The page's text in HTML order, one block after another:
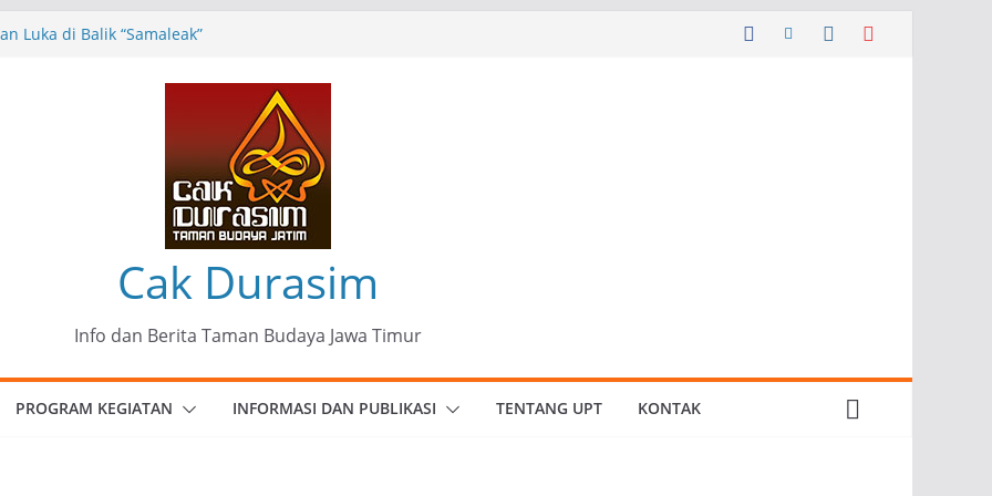
Luka di Balik “Samaleak”
Ungkapan Kritis Tentang Derita
Patria Seni Rupa Kota Blitar :
Menjadi Mantra Perlawanan
Cak Durasim
Info dan Berita Taman Budaya Jawa Timur
PROGRAM KEGIATAN INFORMASI DAN PUBLIKASI TENTANG UPT KONTAK